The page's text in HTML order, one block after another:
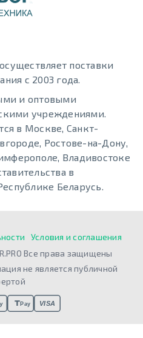
поставки
с 2003 года.
и оптовыми
учреждениями.
в Москве, Санкт-
Ростове-на-Дону,
Владивостоке
в
Беларусь.
Условия и соглашения
Все права защищены
не является публичной
Pay VISA